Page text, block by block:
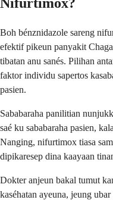
Boh bénznidazole sareng
efektif pikeun panyakit
tibatan anu sanés. Pilihan
faktor individu sapertos
pasien.
Sababaraha panilitian
saé ku sababaraha pasien,
Nanging, nifurtimox tiasa
dipikaresep dina kaayaan
Dokter anjeun bakal tumut
kaséhatan ayeuna, jeung